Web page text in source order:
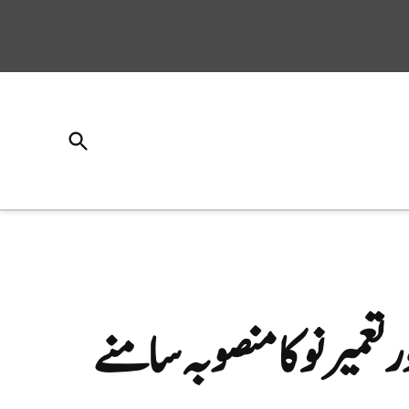
Open
نو کا منصوبہ سامنے